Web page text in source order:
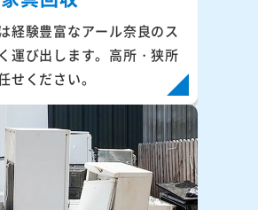
経験豊富なアール奈良のス
運び出します。高所・狭所
せください。